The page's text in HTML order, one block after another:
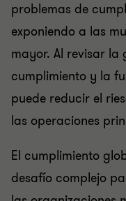
problemas de
exponiendo a las
mayor. Al revisar la
cumplimiento y la
puede reducir el
las operaciones
El cumplimiento
desafío complejo